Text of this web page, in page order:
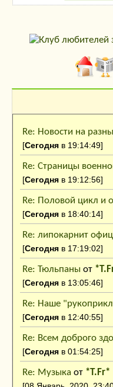
Re: Новости на
[Сегодня в 19:14:49]
Re: Страницы
[Сегодня в 19:12:56]
Re: Половой цикл и
[Сегодня в 18:40:14]
Re: липокарнит
[Сегодня в 17:19:02]
Re: Тюльпаны от
[Сегодня в 13:05:46]
Re: Наше
[Сегодня в 12:40:55]
Re: Всем доброго
[Сегодня в 01:54:25]
Re: Музыка от *Т.Fr*